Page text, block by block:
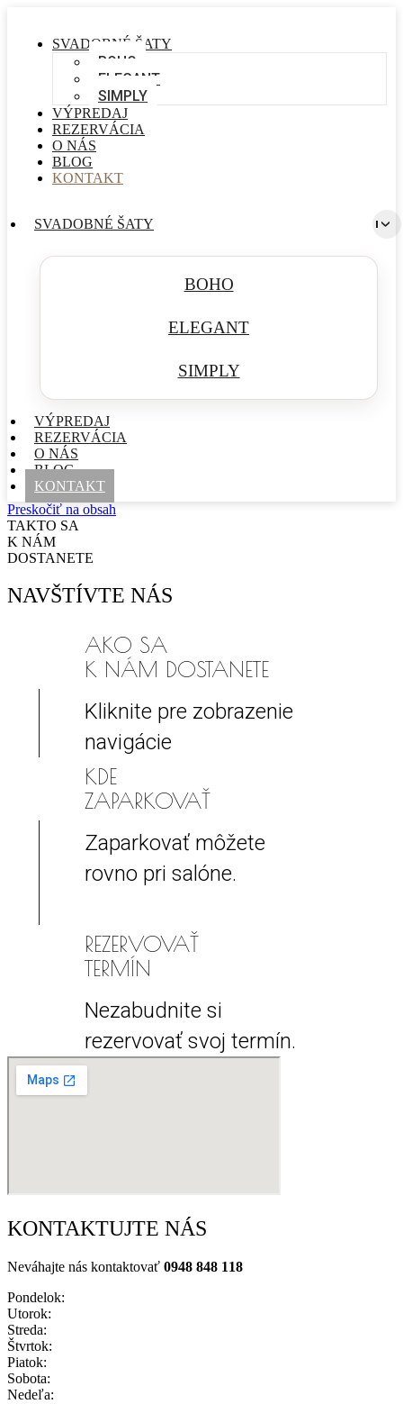
SVADOBNÉ ŠATY
BOHO
ELEGANT
SIMPLY
VÝPREDAJ
REZERVÁCIA
O NÁS
BLOG
KONTAKT
SVADOBNÉ ŠATY
BOHO
ELEGANT
SIMPLY
VÝPREDAJ
REZERVÁCIA
O NÁS
BLOG
KONTAKT
Preskočiť na obsah
TAKTO SA
K NÁM
DOSTANETE
NAVŠTÍVTE NÁS
AKO SA
K NÁM DOSTANETE
Kliknite pre zobrazenie
navigácie
KDE
ZAPARKOVAŤ
Zaparkovať môžete
rovno pri salóne.
REZERVOVAŤ
TERMÍN
Nezabudnite si
rezervovať svoj termín.
KONTAKTUJTE NÁS
Neváhajte nás kontaktovať 0948 848 118
Pondelok:
Utorok:
Streda:
Štvrtok:
Piatok:
Sobota:
Nedeľa: